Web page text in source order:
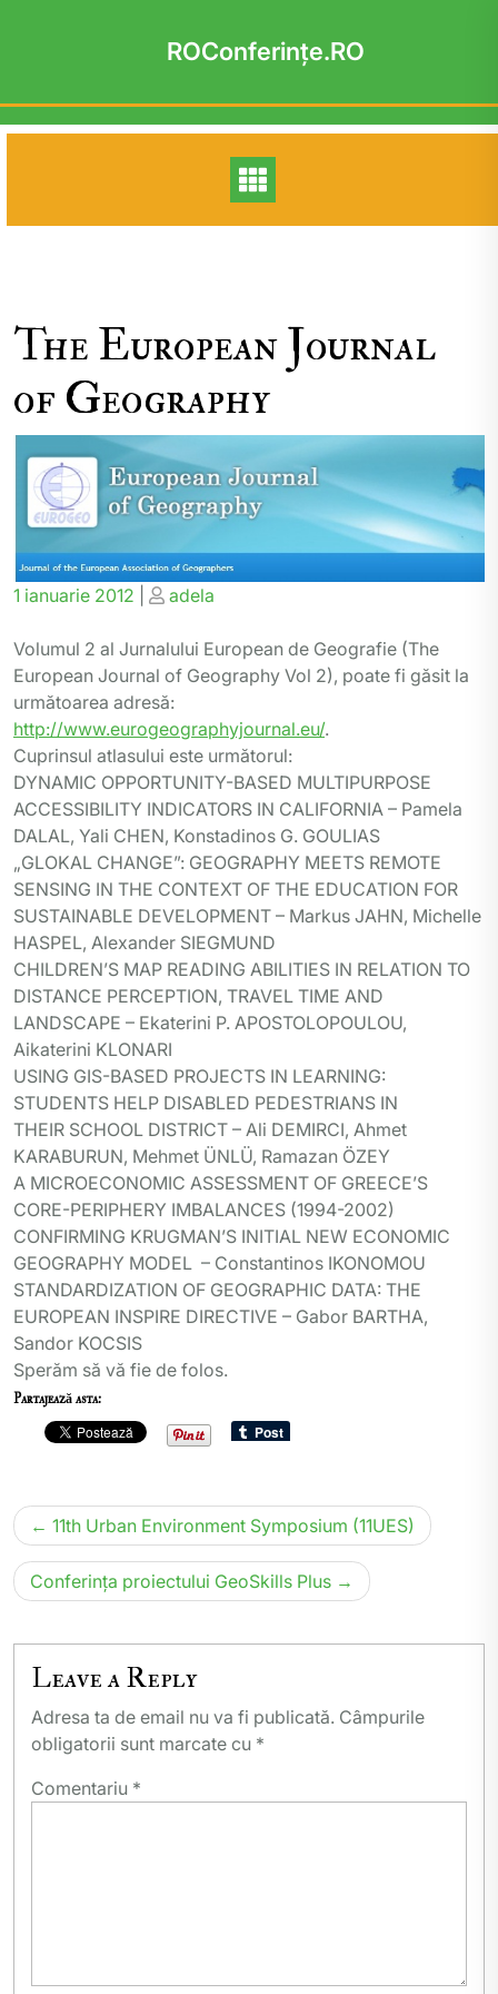
ROConferinţe.RO
The European Journal
of Geography
Posted
1 ianuarie 2012
Posted
adela
Volumul 2 al Jurnalului European de Geografie (The
European Journal of Geography Vol 2), poate fi găsit la
următoarea adresă:
http://www.eurogeographyjournal.eu/.
Cuprinsul atlasului este următorul:
DYNAMIC OPPORTUNITY-BASED MULTIPURPOSE
ACCESSIBILITY INDICATORS IN CALIFORNIA – Pamela
DALAL, Yali CHEN, Konstadinos G. GOULIAS
„GLOKAL CHANGE”: GEOGRAPHY MEETS REMOTE
SENSING IN THE CONTEXT OF THE EDUCATION FOR
SUSTAINABLE DEVELOPMENT – Markus JAHN, Michelle
HASPEL, Alexander SIEGMUND
CHILDREN’S MAP READING ABILITIES IN RELATION TO
DISTANCE PERCEPTION, TRAVEL TIME AND
LANDSCAPE – Ekaterini P. APOSTOLOPOULOU,
Aikaterini KLONARI
USING GIS-BASED PROJECTS IN LEARNING:
STUDENTS HELP DISABLED PEDESTRIANS IN
THEIR SCHOOL DISTRICT – Ali DEMIRCI, Ahmet
KARABURUN, Mehmet ÜNLÜ, Ramazan ÖZEY
A MICROECONOMIC ASSESSMENT OF GREECE’S
CORE-PERIPHERY IMBALANCES (1994-2002)
CONFIRMING KRUGMAN’S INITIAL NEW ECONOMIC
GEOGRAPHY MODEL – Constantinos IKONOMOU
STANDARDIZATION OF GEOGRAPHIC DATA: THE
EUROPEAN INSPIRE DIRECTIVE – Gabor BARTHA,
Sandor KOCSIS
Sperăm să vă fie de folos.
Partajează asta:
Navigare
în
articole
11th Urban Environment Symposium (11UES)
Conferința proiectului GeoSkills Plus
Leave a Reply
Adresa ta de email nu va fi publicată. Câmpurile
obligatorii sunt marcate cu *
Comentariu *